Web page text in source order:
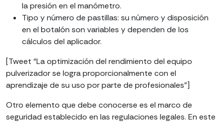
la presión en el manómetro.
Tipo y número de pastillas: su número y disposición
en el botalón son variables y dependen de los
cálculos del aplicador.
[Tweet “La optimización del rendimiento del equipo
pulverizador se logra proporcionalmente con el
aprendizaje de su uso por parte de profesionales”]
Otro elemento que debe conocerse es el marco de
seguridad establecido en las regulaciones legales. En este